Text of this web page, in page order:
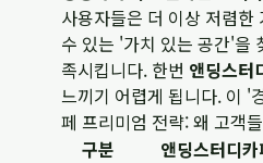
사용자들은 더 이상 저렴
수 있는 '가치 있는 공간'을
족시킵니다. 한번 앤딩스터
느끼기 어렵게 됩니다. 이 '
페 프리미엄 전략: 왜 고객
구분
앤딩스터디